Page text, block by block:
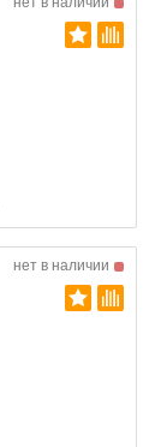
нет в наличии